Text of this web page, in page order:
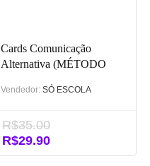
Cards Comunicação
Alternativa (MÉTODO
Vendedor: SÓ ESCOLA
R$35.00
O
preço
R$29.90O
preço